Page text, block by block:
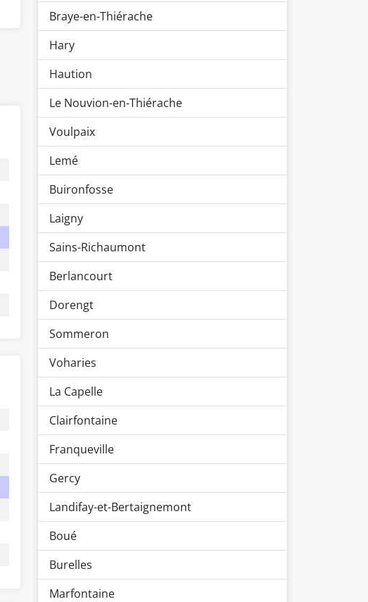
Braye-en-Thiérache
Hary
Haution
Le Nouvion-en-Thiérache
Voulpaix
Lemé
Buironfosse
Laigny
Sains-Richaumont
Berlancourt
Dorengt
Sommeron
Voharies
La Capelle
Clairfontaine
Franqueville
Gercy
Landifay-et-Bertaignemont
Boué
Burelles
Marfontaine